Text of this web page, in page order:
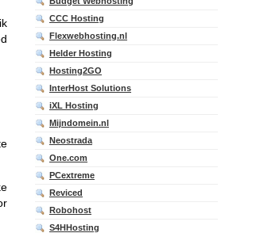
CCC Hosting
Flexwebhosting.nl
Helder Hosting
Hosting2GO
InterHost Solutions
iXL Hosting
Mijndomein.nl
Neostrada
One.com
PCextreme
Reviced
Robohost
S4HHosting